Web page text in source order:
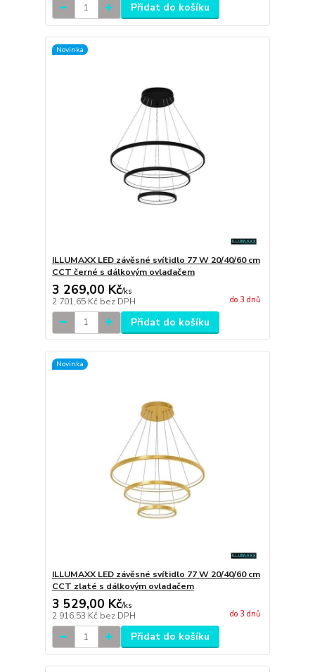
Přidat do košíku
Novinka
ILLUMAXX LED závěsné svítidlo 77 W 20/40/60 cm
CCT černé s dálkovým ovladačem
3 269,00 Kč/ks
2 701,65 Kč bez DPH do 3 dnů
Přidat do košíku
Novinka
ILLUMAXX LED závěsné svítidlo 77 W 20/40/60 cm
CCT zlaté s dálkovým ovladačem
3 529,00 Kč/ks
2 916,53 Kč bez DPH do 3 dnů
Přidat do košíku